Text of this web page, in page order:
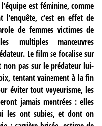
est féminine, comme
c’est en effet de
de femmes victimes de
multiples manœuvres
Le film se focalise sur
non pas sur le prédateur lui-
tentant vainement à la fin
éviter tout voyeurisme, les
jamais montrées : elles
les ont subies, et dont on